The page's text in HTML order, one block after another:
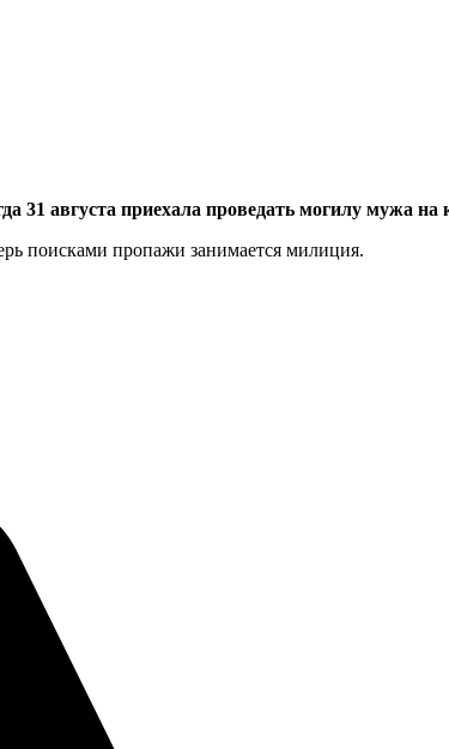
августа приехала проведать могилу мужа на
поисками пропажи занимается милиция.